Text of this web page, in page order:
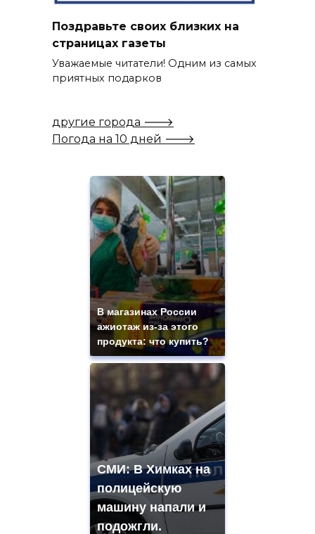
Поздравьте своих близких на
страницах газеты
Уважаемые читатели! Одним из самых
приятных подарков
другие города 🡒
Погода на 10 дней 🡒
В магазинах России
ажиотаж из-за этого
продукта: что купить?
СМИ: В Химках на
полицейскую
машину напали и
подожгли.